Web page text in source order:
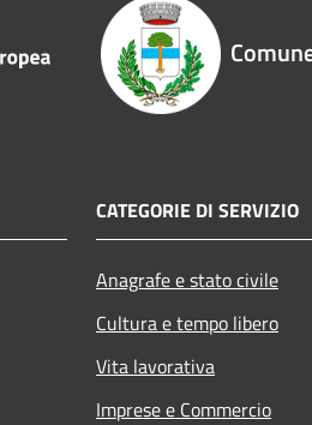
CATEGORIE DI SERVIZIO
Anagrafe e stato civile
Cultura e tempo libero
Vita lavorativa
Imprese e Commercio